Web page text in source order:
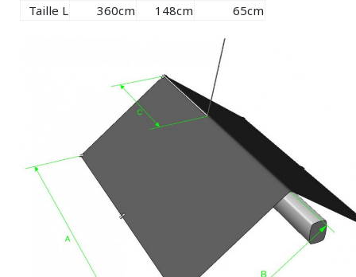
Taille L
360cm 148cm 65cm